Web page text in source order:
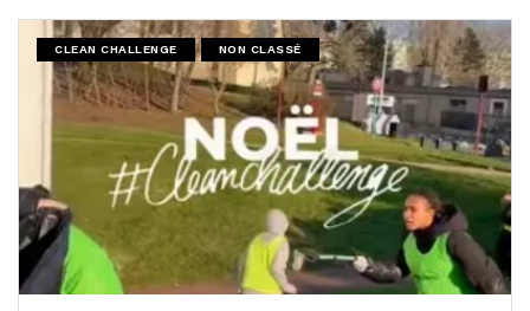
CLEAN CHALLENGE NON CLASSÉ